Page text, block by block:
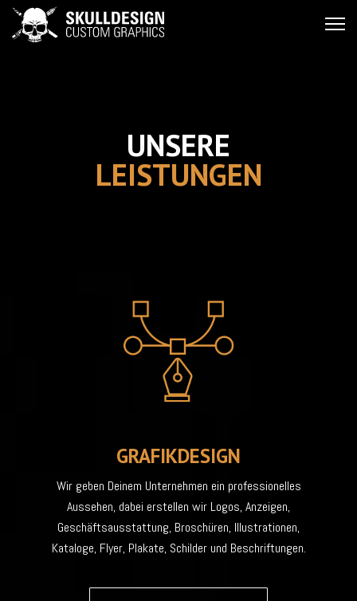
UNSERE
LEISTUNGEN
GRAFIKDESIGN
Wir geben Deinem Unternehmen ein professionelles
Aussehen, dabei erstellen wir Logos, Anzeigen,
Geschäftsausstattung, Broschüren, Illustrationen,
Kataloge, Flyer, Plakate, Schilder und Beschriftungen.